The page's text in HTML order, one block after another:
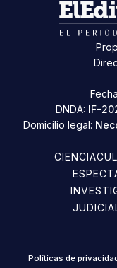
DNDA: IF-
Domicilio legal:
CIENCIA
Políticas de